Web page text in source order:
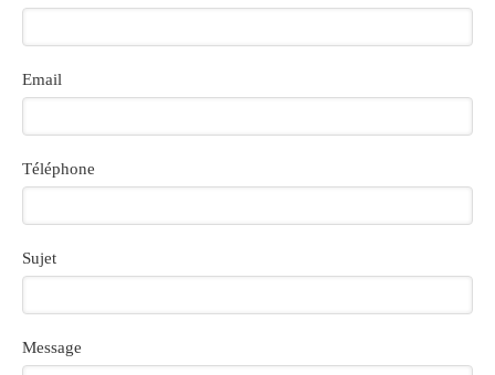
Email
Téléphone
Sujet
Message